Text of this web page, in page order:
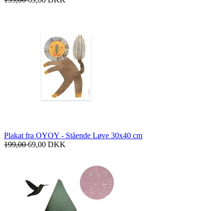
Plakat fra OYOY - Stående Løve 30x40 cm
199,0069,00 DKK